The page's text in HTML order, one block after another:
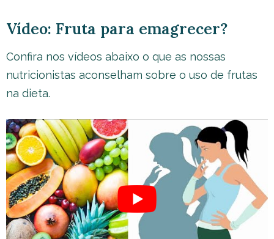
Vídeo: Fruta para emagrecer?
Confira nos vídeos abaixo o que as nossas
nutricionistas aconselham sobre o uso de frutas
na dieta.